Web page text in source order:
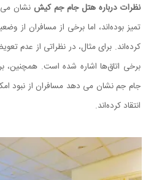
نظرات درباره هتل جام جم کیش نشان
تمیز بوده‌اند، اما برخی از مسافران از
کرده‌اند. برای مثال، در نظراتی از عدم
برخی اتاق‌ها اشاره شده است. همچنین،
جام جم نشان می دهد مسافران از نبود
انتقاد کرده‌اند.